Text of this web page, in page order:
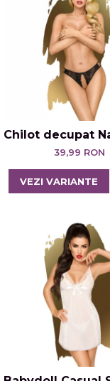
Chilot decupat
39,99 RON
VEZI VARIANTE